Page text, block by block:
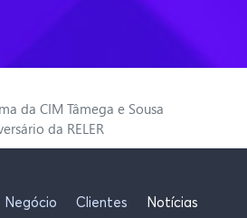
da CIM Tâmega e Sousa
da RELER
Negócio Clientes Notícias